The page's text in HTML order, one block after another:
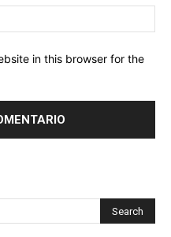
in this browser for the